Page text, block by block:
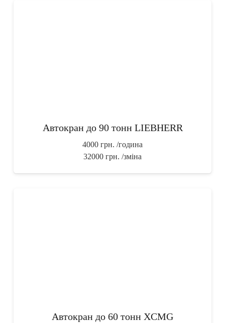
Автокран до 90 тонн LIEBHERR
4000 грн. /година
32000 грн. /зміна
Автокран до 60 тонн XCMG